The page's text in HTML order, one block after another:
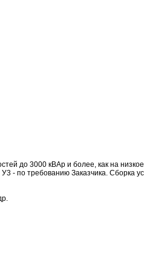
до 3000 кВАр и более, как на
- по требованию Заказчика. Сборка